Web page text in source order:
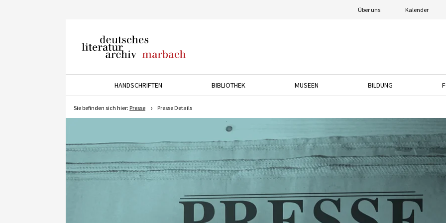
Über uns Kalender
Marbach
HANDSCHRIFTEN
BIBLIOTHEK
MUSEEN
BILDUNG
Sie befinden sich hier: Presse Presse Details